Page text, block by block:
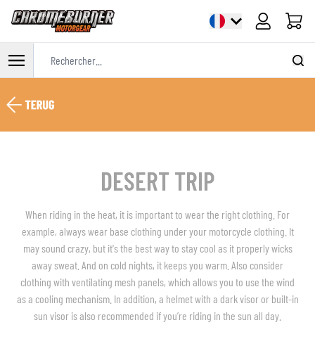
Panier
DESERT TRIP
When riding in the heat, it is important to wear the right clothing. For
example, always wear base clothing under your motorcycle clothing. It
may sound crazy, but it's the best way to stay cool as it properly wicks
away sweat. And on cold nights, it keeps you warm. Also consider
clothing with ventilating mesh panels, which allows you to use the wind
as a cooling mechanism. In addition, a helmet with a dark visor or built-in
sun visor is also recommended if you’re riding in the sun all day.